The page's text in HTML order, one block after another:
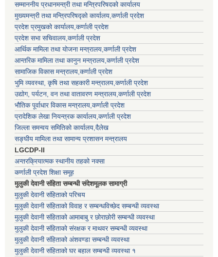
सम्माननीय प्रधानमन्त्री तथा मन्त्रिपरिषद‌को कार्यालय
मुख्यमन्त्री तथा मन्त्रिपरिषद्को कार्यालय,कर्णाली प्रदेश
प्रदेश प्रमुखको कार्यालय,कर्णाली प्रदेश
प्रदेश सभा सचिवालय,कर्णाली प्रदेश
आर्थिक मामिला तथा योजना मन्त्रालय,कर्णाली प्रदेश
आन्तरिक मामिला तथा कानुन मन्त्रालय,कर्णाली प्रदेश
सामाजिक विकास मन्त्रालय,कर्णाली प्रदेश
भुमि व्यवस्था, कृषि तथा सहकारी मन्त्रालय,कर्णाली प्रदेश
उद्योग, पर्यटन, वन तथा वातावरण मन्त्रालय,कर्णाली प्रदेश
भौतिक पूर्वाधार विकास मन्त्रालय,कर्णाली प्रदेश
प्रादेशिक लेखा नियन्त्रक कार्यालय,कर्णाली प्रदेश
जिल्ला समन्वय समितिको कार्यालय,दैलेख
सङ्घीय मामिला तथा सामान्य प्रशासन मन्त्रालय
LGCDP-II
अन्तरक्रियात्मक स्थानीय तहको नक्सा
कर्णाली प्रदेश शिक्षा समूह
मुलुकी देवानी संहिता सम्बन्धी संदेशमूलक सामाग्री
मुलुकी देवानी संहिताको परिचय
मुलुकी देवानी संहिताको विवाह र सम्बन्धविच्छेद सम्बन्धी व्यवस्था
मुलुकी देवानी संहिताको आमाबाबु र छोराछोरी सम्बन्धी व्यवस्था
मुलुकी देवानी संहिताको संरक्षक र माथवर सम्बन्धी व्यवस्था
मुलुकी देवानी संहिताको अंशवण्डा सम्बन्धी व्यवस्था
मुलुकी देवानी संहिताको घर बहाल सम्बन्धी व्यवस्था १